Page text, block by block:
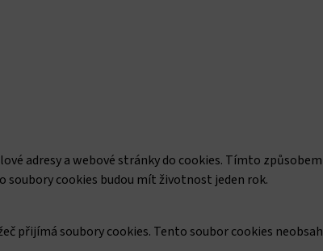
adresy a webové stránky do cookies. Tímto způsobem
cookies budou mít životnost jeden rok.
přijímá soubory cookies. Tento soubor cookies